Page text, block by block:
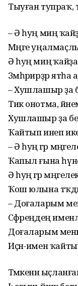
Тыуған тупраҡ,
– Ә һуң миңә
Мәңге
Ә һуң миңә ҡайҙа
Зәмһәрирҙәр
– Хушлашыр ҙа
Тик онотма,
Хушлашыр ҙа
Ҡайтып инеп
– Ә һуң әгәр
Ҡапыл ғына
Ә һуң әгәр
Ҡош юлына
– Доғаларым
Сәфәреңдең
Доғаларым
Иҫән-имен
Тәмәкенән